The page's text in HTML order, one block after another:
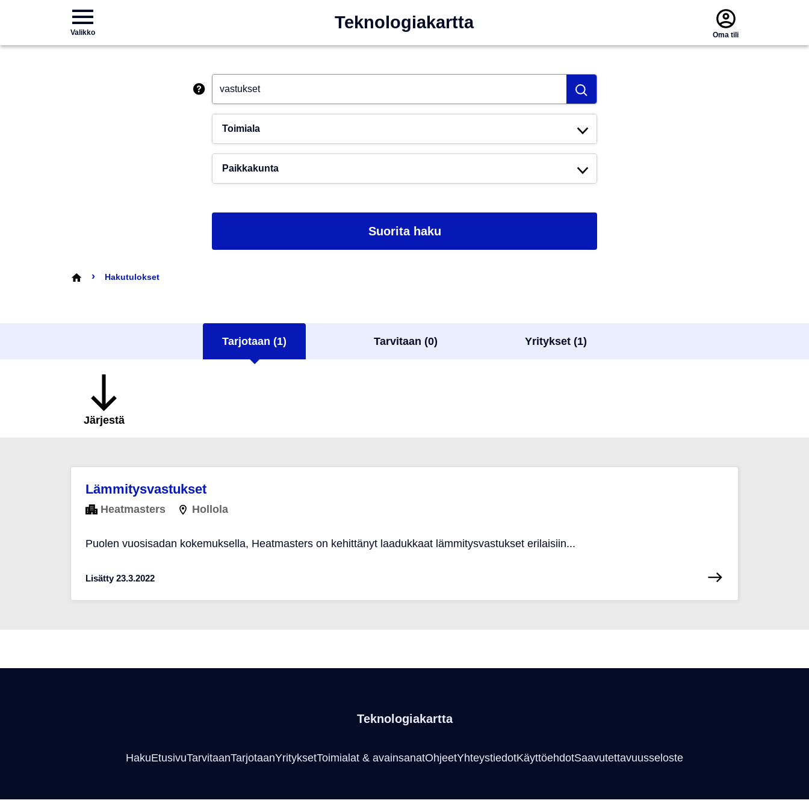
Valikko
Teknologiakartta
Oma tili
Suorita haku
› Hakutulokset
Tarjotaan (1) Tarvitaan (0) Yritykset (1)
Järjestä
Lämmitysvastukset
Heatmasters Hollola
Puolen vuosisadan kokemuksella, Heatmasters on kehittänyt laadukkaat lämmitysvastukset erilaisiin...
Lisätty 23.3.2022
Teknologiakartta
HakuEtusivuTarvitaanTarjotaanYrityksetToimialat & avainsanatOhjeetYhteystiedotKäyttöehdotSaavutettavuusseloste